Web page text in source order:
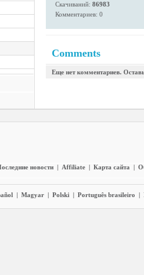
Скачиваний: 86983
Комментариев: 0
Comments
Еще нет комментариев.
новости | Affiliate | Карта сайта |
| Magyar | Polski | Português brasileiro |